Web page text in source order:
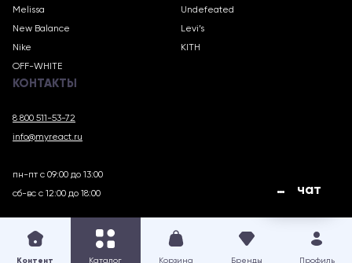
Melissa
New Balance
Nike
OFF-WHITE
Undefeated
Levi’s
KITH
КОНТАКТЫ
8 800 511-53-72
info@myreact.ru
пн-пт с 09:00 до 13:00
сб-вс с 12:00 до 18:00
Контент Каталог Корзина Бренды Профиль
чат